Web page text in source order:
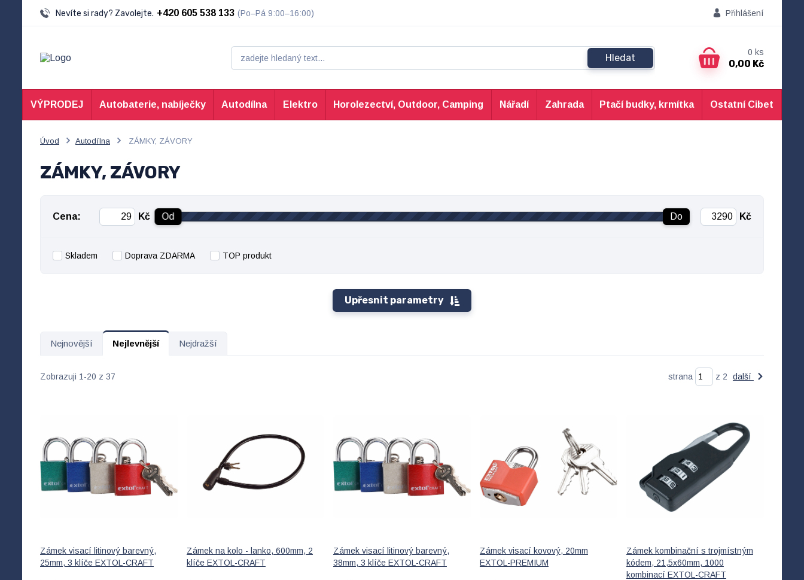
Přihlášení
Hledat
Nevíte si rady? Zavolejte. +420 605 538 133 (Po–Pá 9:00–16:00)
0 ks
0,00 Kč
VÝPRODEJ Autobaterie, nabíječky Autodílna Elektro Horolezectví, Outdoor, Camping Nářadí Zahrada Ptačí budky, krmítka Ostatní Cibet
Úvod Autodílna ZÁMKY, ZÁVORY
ZÁMKY, ZÁVORY
Upřesnit parametry
Cena: Kč Od Do Kč
Skladem Doprava ZDARMA TOP produkt
Nejnovější Nejlevnější Nejdražší
Zobrazuji 1-20 z 37 strana z 2 další
Zámek visací litinový barevný,
25mm, 3 klíče EXTOL-CRAFT
Zámek na kolo - lanko, 600mm, 2
klíče EXTOL-CRAFT
Zámek visací litinový barevný,
38mm, 3 klíče EXTOL-CRAFT
Zámek visací kovový, 20mm
EXTOL-PREMIUM
Zámek kombinační s trojmístným
kódem, 21,5x60mm, 1000
kombinací EXTOL-CRAFT